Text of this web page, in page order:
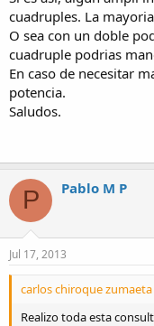
cuadruples. La
O sea con un doble
cuadruple podrias
En caso de necesitar
potencia.
Saludos.
P Pablo M P
Jul 17, 2013
carlos chiroque
Realizo toda esta